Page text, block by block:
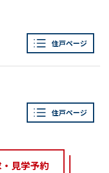
住戸ページ
住戸ページ
見学予約